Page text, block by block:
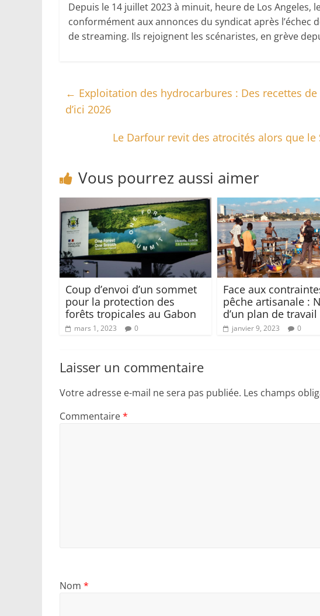
Depuis le 14 juillet 2023 à minuit, heure de Los Angeles,
conformément aux annonces du syndicat après l’échec
de streaming. Ils rejoignent les scénaristes, en grève
← Exploitation des hydrocarbures : Des recettes
d’ici 2026
Le Darfour revit des atrocités alors que
Vous pourrez aussi aimer
Coup d’envoi d’un sommet
pour la protection des
forêts tropicales au Gabon
mars 1, 2023 0
Face aux
pêche artisanale :
d’un plan de
janvier 9, 2023 0
Laisser un commentaire
Votre adresse e-mail ne sera pas publiée. Les champs
Commentaire*
Nom *